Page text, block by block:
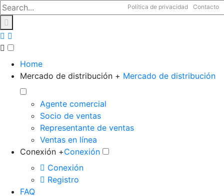
Política de privacidad Contacto
Home
Mercado de distribución + Mercado de distribución
Agente comercial
Socio de ventas
Representante de ventas
Ventas en línea
Conexión +Conexión
Conexión
Registro
FAQ